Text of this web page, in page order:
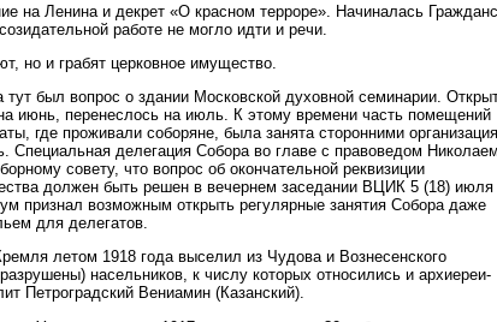
на Ленина и декрет «О красном терроре». Начиналась
работе не могло идти и речи.
но и грабят церковное имущество.
был вопрос о здании Московской духовной семинарии.
июнь, перенеслось на июль. К этому времени часть помещений
где проживали соборяне, была занята сторонними
Специальная делегация Собора во главе с правоведом Николаем
совету, что вопрос об окончательной реквизиции
должен быть решен в вечернем заседании ВЦИК 5 (18) июля
признал возможным открыть регулярные занятия Собора даже
для делегатов.
летом 1918 года выселил из Чудова и Вознесенского
насельников, к числу которых относились и архиереи-
Петроградский Вениамин (Казанский).